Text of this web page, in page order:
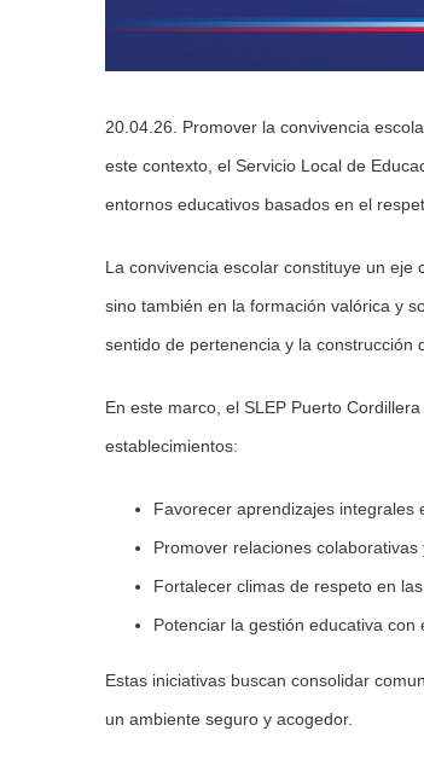
20.04.26. Promover la convivencia
este contexto, el Servicio Local de
entornos educativos basados en el
La convivencia escolar constituye un
sino también en la formación valórica y
sentido de pertenencia y la construcción
En este marco, el SLEP Puerto
establecimientos:
Favorecer aprendizajes integrales
Promover relaciones
Fortalecer climas de respeto en
Potenciar la gestión educativa con
Estas iniciativas buscan consolidar
un ambiente seguro y acogedor.